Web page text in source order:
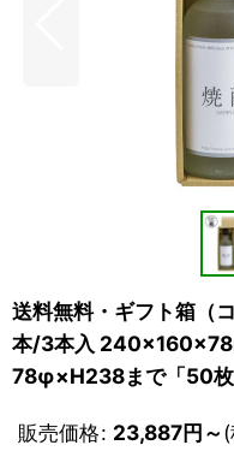
送料無料・ギフト箱（
本/3本入
78φ×H238まで「50枚
販売価格: 23,887円～